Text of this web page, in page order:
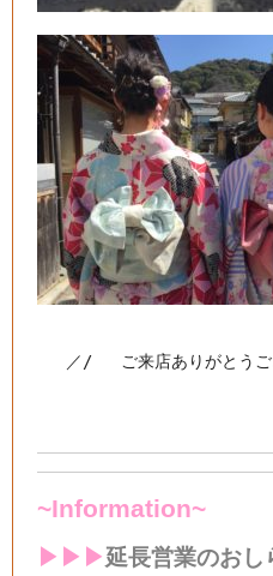
／/   ご来店ありがとうご
~Information~
▶︎▶︎▶︎延長営業のお